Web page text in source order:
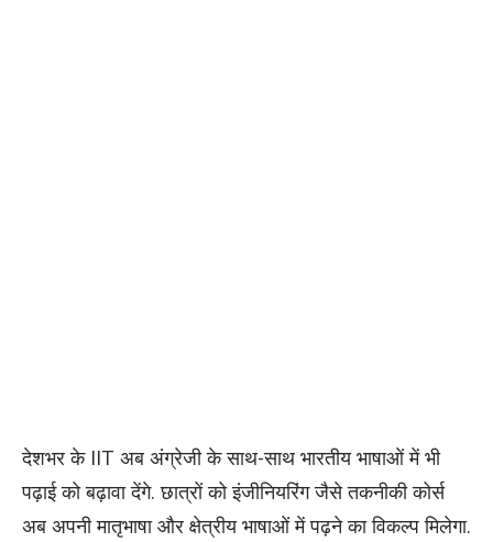
देशभर के IIT अब अंग्रेजी के साथ-साथ भारतीय भाषाओं में भी
पढ़ाई को बढ़ावा देंगे. छात्रों को इंजीनियरिंग जैसे तकनीकी कोर्स
अब अपनी मातृभाषा और क्षेत्रीय भाषाओं में पढ़ने का विकल्प मिलेगा.